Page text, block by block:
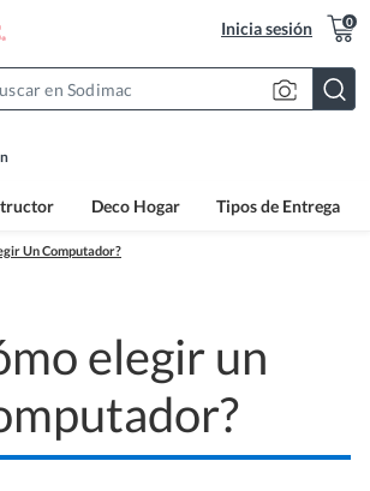
Inicia sesión 0
Deco Hogar Tipos de Entrega
Un Computador?
elegir un